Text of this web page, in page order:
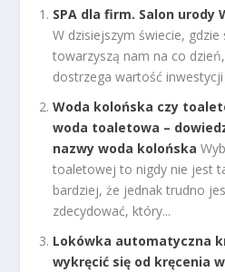
SPA dla firm. Salon urody
W dzisiejszym świecie, gdzie
towarzyszą nam na co
dostrzega wartość
Woda kolońska czy
woda toaletowa –
nazwy woda kolońska
toaletowej to nigdy nie jest
bardziej, że jednak trudno
zdecydować, który...
Lokówka automatyczna
wykręcić się od kręcenia